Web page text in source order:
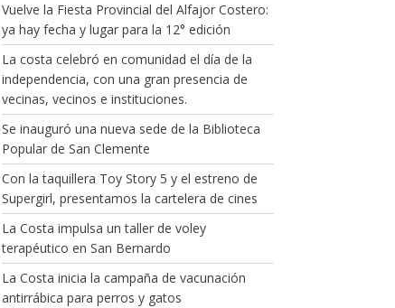
Vuelve la Fiesta Provincial del Alfajor Costero:
ya hay fecha y lugar para la 12° edición
La costa celebró en comunidad el día de la
independencia, con una gran presencia de
vecinas, vecinos e instituciones.
Se inauguró una nueva sede de la Biblioteca
Popular de San Clemente
Con la taquillera Toy Story 5 y el estreno de
Supergirl, presentamos la cartelera de cines
La Costa impulsa un taller de voley
terapéutico en San Bernardo
La Costa inicia la campaña de vacunación
antirrábica para perros y gatos